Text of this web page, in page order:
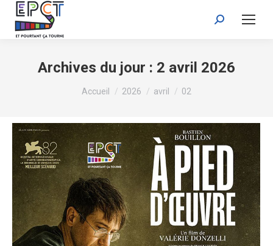
Recherche
Archives du jour : 2 avril 2026
Vous êtes ici :
Accueil 2026 avril 02